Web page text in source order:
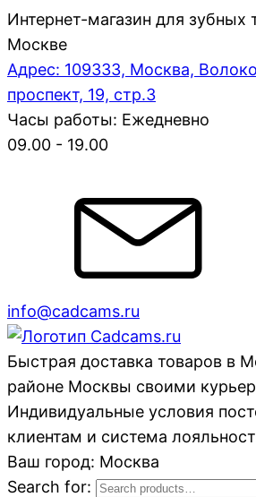
Интернет-магазин для зубных
Москве
Адрес: 109333, Москва,
проспект, 19, стр.3
Часы работы: Ежедневно
09.00 - 19.00
info@cadcams.ru
Быстрая доставка товаров в
районе Москвы своими
Индивидуальные условия
клиентам и система
Ваш город: Москва
Search for: